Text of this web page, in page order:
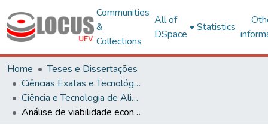
Communities
&
Collections
All of
DSpace
Statistics
Home
Teses e Dissertações
Ciências Exatas e Tecnológicas
Ciência e Tecnologia de Alimentos
Análise de viabilidade econômica de plantas de extração de óleo de mamona com e sem detoxicação da torta